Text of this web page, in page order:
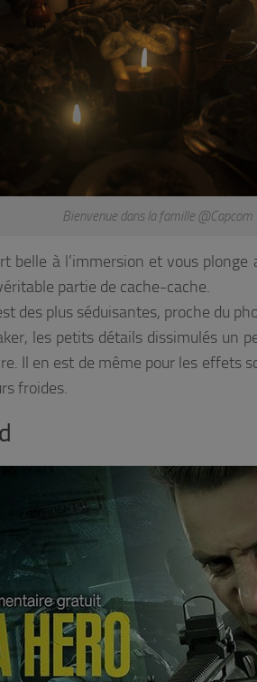
Bienvenue dans la famille @Capcom
belle à l’immersion et vous
partie de cache-cache.
des plus séduisantes, proche du
les petits détails dissimulés
Il en est de même pour les effets
froides.